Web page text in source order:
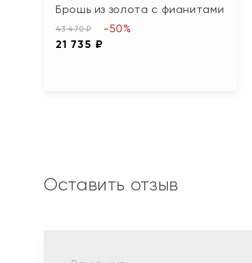
Брошь из золота с фианитами
43 470 ₽
21 735 ₽
-50%
Оставить отзыв